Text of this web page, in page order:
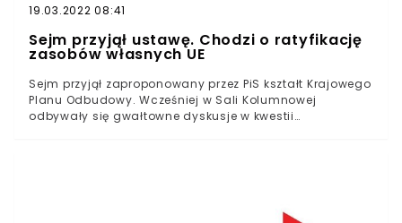
19.03.2022 08:41
Sejm przyjął ustawę. Chodzi o ratyfikację
zasobów własnych UE
Sejm przyjął zaproponowany przez PiS kształt Krajowego
Planu Odbudowy. Wcześniej w Sali Kolumnowej
odbywały się gwałtowne dyskusje w kwestii